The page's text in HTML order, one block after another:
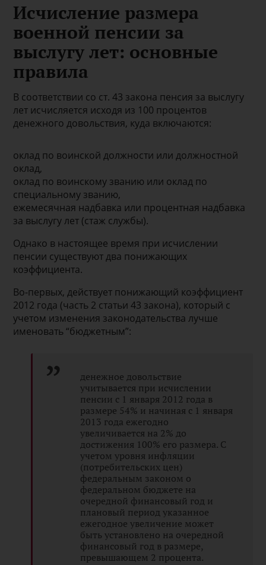
Исчисление размера
военной пенсии за
выслугу лет: основные
правила
В соответствии со ст. 43 закона пенсия за выслугу
лет исчисляется исходя из 100 процентов
денежного довольствия, куда включаются:
оклад по воинской должности или должностной
оклад,
оклад по воинскому званию или оклад по
специальному званию,
ежемесячная надбавка или процентная надбавка
за выслугу лет (стаж службы).
Однако в настоящее время при исчислении
пенсии существуют два понижающих
коэффициента.
Во-первых, действует понижающий коэффициент
2012 года (часть 2 статьи 43 закона), который с
учетом изменения законодательства лучше
именовать “бюджетным”:
денежное довольствие
учитывается при исчислении
пенсии с 1 января 2012 года в
размере 54% и начиная с 1 января
2013 года ежегодно
увеличивается на 2% до
достижения 100% его размера. С
учетом уровня инфляции
(потребительских цен)
федеральным законом о
федеральном бюджете на
очередной финансовый год и
плановый период указанное
ежегодное увеличение может
быть установлено на очередной
финансовый год в размере,
превышающем 2 процента.